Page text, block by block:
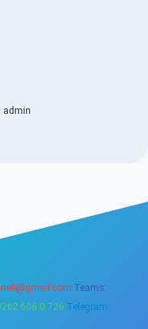
admin
Teams:
606 0 726 Telegram: